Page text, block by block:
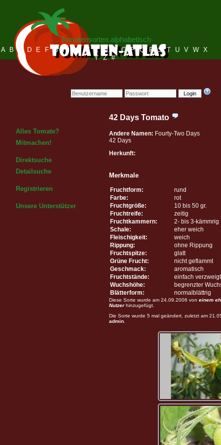
Login
Tomatensorten alphabetisch
A B C D E F G H I J K L M N O P Q R S T U V W X
Y Z #
Alles Tomate?
Mitmachen!
Direktsuche
Detailsuche
Registrieren
Unsere Unterstützer
42 Days Tomato
Andere Namen: Fourty-Two Days
42 Days
Herkunft:
Merkmale
Fruchtform:
rund
Farbe:
rot
Fruchtgröße:
10 bis 50 gr.
Fruchtreife:
zeitig
Fruchtkammern:
2- bis 3-kämmrig
Schale:
eher weich
Fleischigkeit:
weich
Rippung:
ohne Rippung
Fruchtspitze:
glatt
Grüne Frucht:
nicht geflammt
Geschmack:
aromatisch
Fruchtstände:
einfach verzweigt
Wuchshöhe:
begrenzter
Blätterform:
normalblättrig
Diese Sorte wurde am 24.09.2006 von einem
Nutzerhinzugefügt.
Die Sorte wurde 5 mal geändert, zuletzt am
admin